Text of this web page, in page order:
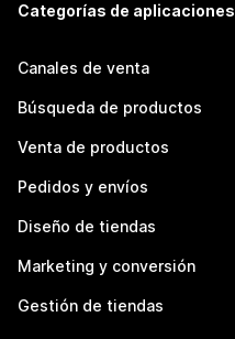
Categorías de aplicaciones
Canales de venta
Búsqueda de productos
Venta de productos
Pedidos y envíos
Diseño de tiendas
Marketing y conversión
Gestión de tiendas